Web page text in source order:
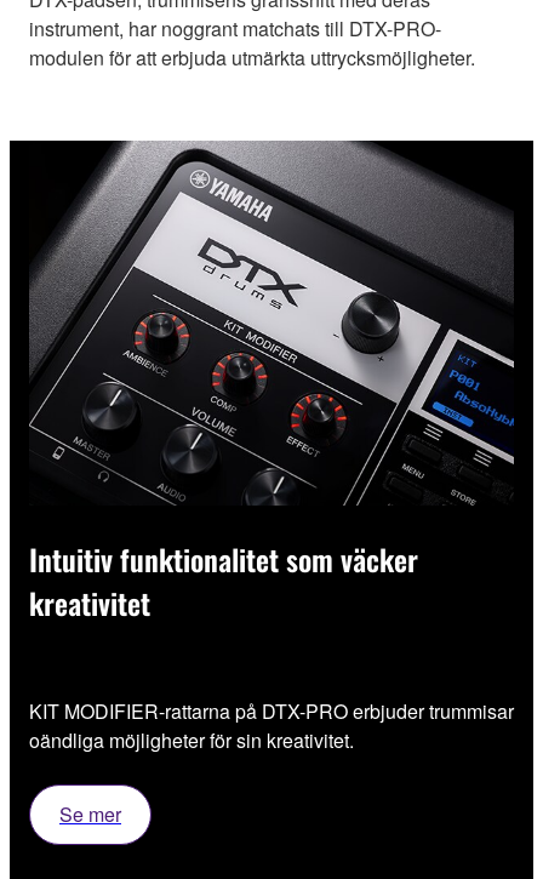
instrument, har noggrant matchats till DTX-PRO-
modulen för att erbjuda utmärkta uttrycksmöjligheter.
Intuitiv funktionalitet som väcker
kreativitet
KIT MODIFIER-rattarna på DTX-PRO erbjuder trummisar
oändliga möjligheter för sin kreativitet.
Se mer